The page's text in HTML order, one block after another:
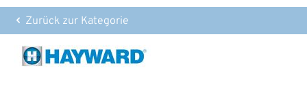
Zurück zur Kategorie